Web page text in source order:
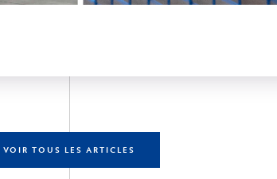
VOIR TOUS LES ARTICLES